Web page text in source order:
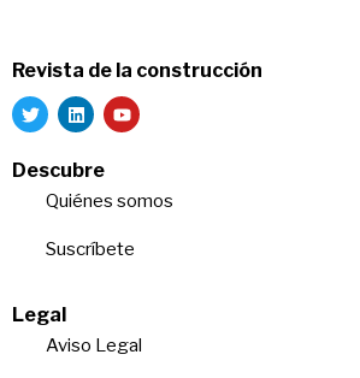
Revista de la construcción
Descubre
Quiénes somos
Suscríbete
Legal
Aviso Legal